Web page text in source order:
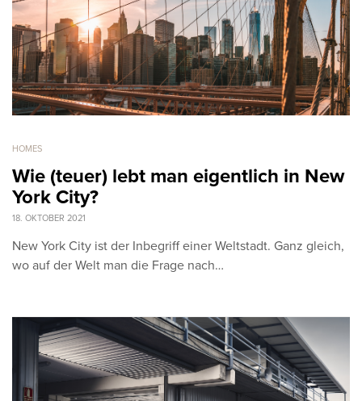
HOMES
Wie (teuer) lebt man eigentlich in New
York City?
18. OKTOBER 2021
New York City ist der Inbegriff einer Weltstadt. Ganz gleich,
wo auf der Welt man die Frage nach…